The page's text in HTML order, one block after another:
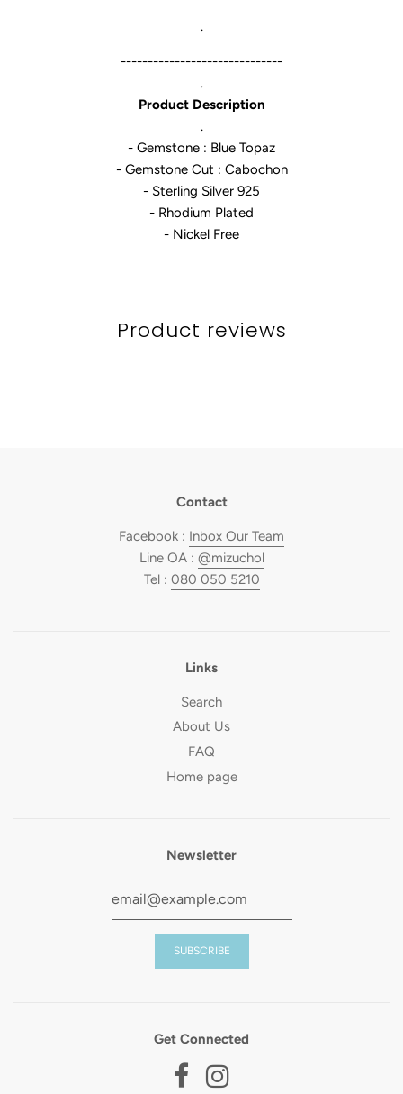
.
------------------------------
.
Product Description
.
- Gemstone : Blue Topaz
- Gemstone Cut : Cabochon
- Sterling Silver 925
- Rhodium Plated
- Nickel Free
Product reviews
Contact
Facebook : Inbox Our Team
Line OA : @mizuchol
Tel : 080 050 5210
Links
Search
About Us
FAQ
Home page
Newsletter
Get Connected